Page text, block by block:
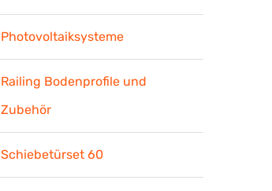
Photovoltaiksysteme
Railing Bodenprofile und
Zubehör
Schiebetürset 60